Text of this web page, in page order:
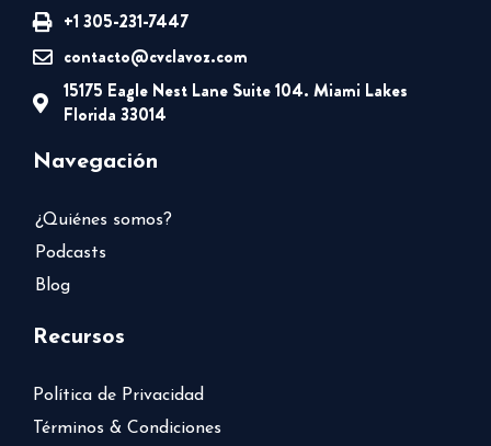
+1 305-231-7447
contacto@cvclavoz.com
15175 Eagle Nest Lane Suite 104. Miami Lakes
Florida 33014
Navegación
¿Quiénes somos?
Podcasts
Blog
Recursos
Política de Privacidad
Términos & Condiciones